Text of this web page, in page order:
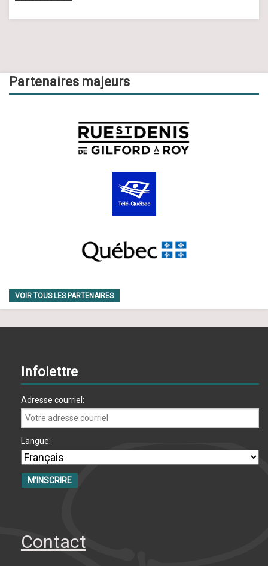
Partenaires majeurs
VOIR TOUS LES PARTENAIRES
Infolettre
Adresse courriel:
Langue:
Contact